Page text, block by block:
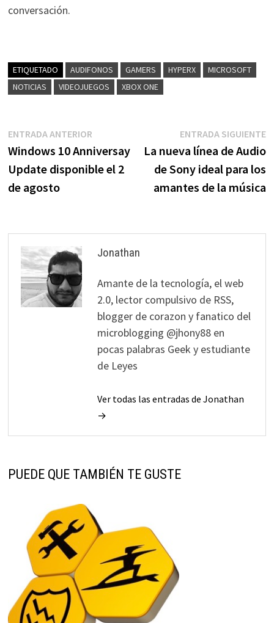
conversación.
ETIQUETADO AUDIFONOS GAMERS HYPERX
MICROSOFT
NOTICIAS
VIDEOJUEGOS XBOX ONE
Navegación
de
entradas
ENTRADA ANTERIOREntrada
anterior:
Windows 10 Anniversay
Update disponible el 2
de agosto
ENTRADA SIGUIENTE
La nueva línea de Audio
de Sony ideal para los
amantes de la música
Jonathan
Amante de la tecnología, el web
2.0, lector compulsivo de RSS,
blogger de corazon y fanatico del
microblogging @jhony88 en
pocas palabras Geek y estudiante
de Leyes
Ver todas las entradas de Jonathan
→
PUEDE QUE TAMBIÉN TE GUSTE